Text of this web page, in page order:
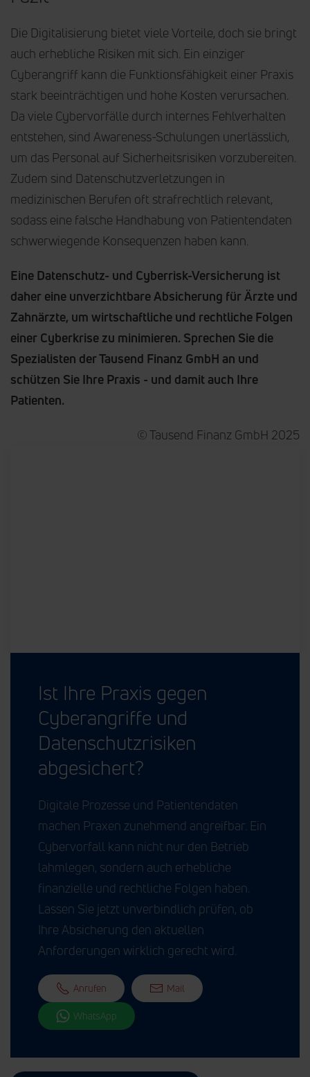
Die Digitalisierung bietet viele Vorteile, doch sie bringt
auch erhebliche Risiken mit sich. Ein einziger
Cyberangriff kann die Funktionsfähigkeit einer Praxis
stark beeinträchtigen und hohe Kosten verursachen.
Da viele Cybervorfälle durch internes Fehlverhalten
entstehen, sind Awareness-Schulungen unerlässlich,
um das Personal auf Sicherheitsrisiken vorzubereiten.
Zudem sind Datenschutzverletzungen in
medizinischen Berufen oft strafrechtlich relevant,
sodass eine falsche Handhabung von Patientendaten
schwerwiegende Konsequenzen haben kann.
Eine Datenschutz- und Cyberrisk-Versicherung ist
daher eine unverzichtbare Absicherung für Ärzte und
Zahnärzte, um wirtschaftliche und rechtliche Folgen
einer Cyberkrise zu minimieren. Sprechen Sie die
Spezialisten der Tausend Finanz GmbH an und
schützen Sie Ihre Praxis - und damit auch Ihre
Patienten.
© Tausend Finanz GmbH 2025
Ist Ihre Praxis gegen
Cyberangriffe und
Datenschutzrisiken
abgesichert?
Digitale Prozesse und Patientendaten
machen Praxen zunehmend angreifbar. Ein
Cybervorfall kann nicht nur den Betrieb
lahmlegen, sondern auch erhebliche
finanzielle und rechtliche Folgen haben.
Lassen Sie jetzt unverbindlich prüfen, ob
Ihre Absicherung den aktuellen
Anforderungen wirklich gerecht wird.
Anrufen Mail
WhatsApp